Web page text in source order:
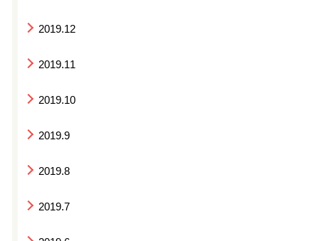
2019.12
2019.11
2019.10
2019.9
2019.8
2019.7